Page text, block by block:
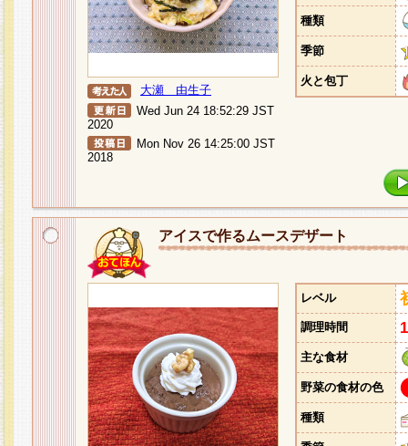
大瀬 由生子
Wed Jun 24 18:52:29 JST
2020
Mon Nov 26 14:25:00 JST
2018
種類
季節
火と包丁
アイスで作るムースデザート
レベル
調理時間
主な食材
野菜の食材の色
種類